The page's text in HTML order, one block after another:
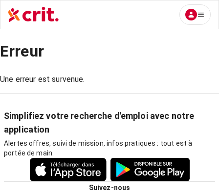
Erreur
Une erreur est survenue.
Simplifiez votre recherche d'emploi avec notre
application
Alertes offres, suivi de mission, infos pratiques : tout est à
portée de main.
Suivez-nous